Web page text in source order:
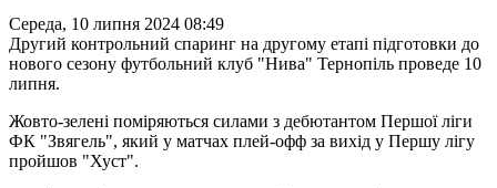
Середа, 10 липня 2024 08:49
Другий контрольний спаринг на другому етапі підготовки до
нового сезону футбольний клуб "Нива" Тернопіль проведе 10
липня.
Жовто-зелені поміряються силами з дебютантом Першої ліги
ФК "Звягель", який у матчах плей-офф за вихід у Першу лігу
пройшов "Хуст".